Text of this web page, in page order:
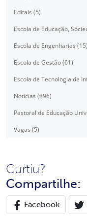
Editais (5)
Escola de Educação,
Escola de Engenharias (15)
Escola de Gestão (61)
Escola de Tecnologia de
Notícias (896)
Pastoral de Educação
Vagas (5)
Curtiu?
Compartilhe:
Facebook